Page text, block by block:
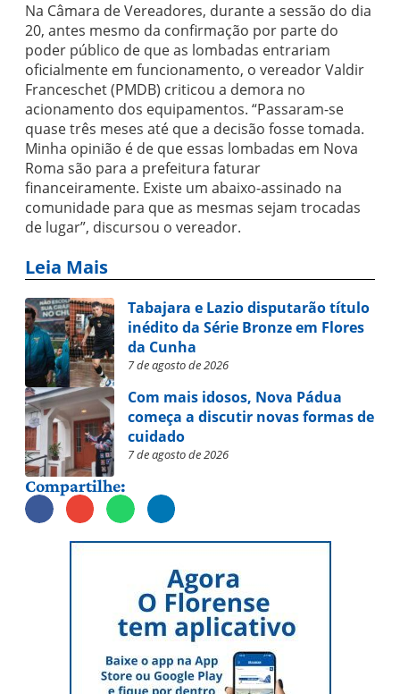
Na Câmara de Vereadores, durante a sessão do dia
20, antes mesmo da confirmação por parte do
poder público de que as lombadas entrariam
oficialmente em funcionamento, o vereador Valdir
Franceschet (PMDB) criticou a demora no
acionamento dos equipamentos. “Passaram-se
quase três meses até que a decisão fosse tomada.
Minha opinião é de que essas lombadas em Nova
Roma são para a prefeitura faturar
financeiramente. Existe um abaixo-assinado na
comunidade para que as mesmas sejam trocadas
de lugar”, discursou o vereador.
Leia Mais
Tabajara e Lazio disputarão título
inédito da Série Bronze em Flores
da Cunha
7 de agosto de 2026
Com mais idosos, Nova Pádua
começa a discutir novas formas de
cuidado
7 de agosto de 2026
Compartilhe: